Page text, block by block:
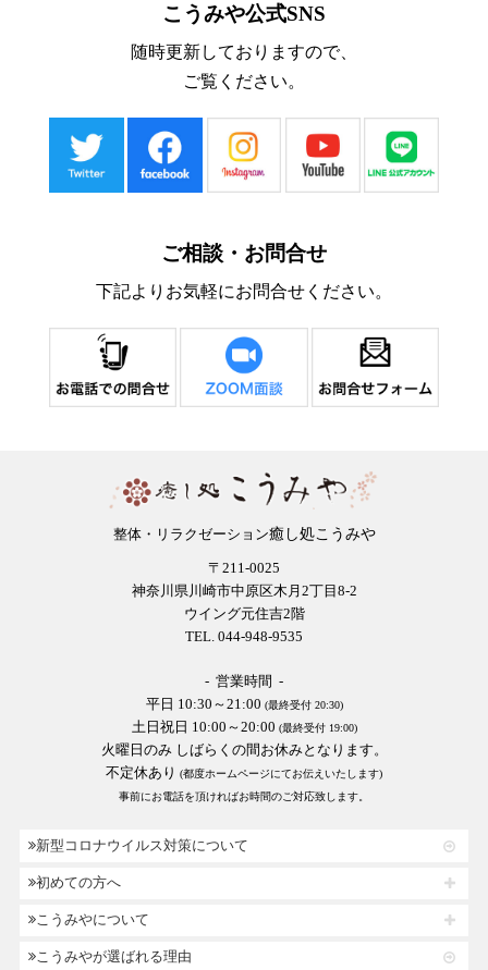
こうみや公式SNS
随時更新しておりますので、
ご覧ください。
ご相談・お問合せ
下記よりお気軽にお問合せください。
整体・リラクゼーション癒し処こうみや
〒211-0025
神奈川県川崎市中原区木月2丁目8-2
ウイング元住吉2階
TEL. 044-948-9535
- 営業時間 -
平日 10:30～21:00 (最終受付 20:30)
土日祝日 10:00～20:00 (最終受付 19:00)
火曜日のみ しばらくの間お休みとなります。
不定休あり (都度ホームページにてお伝えいたします)
事前にお電話を頂ければお時間のご対応致します。
新型コロナウイルス対策について
初めての方へ
こうみやについて
こうみやが選ばれる理由